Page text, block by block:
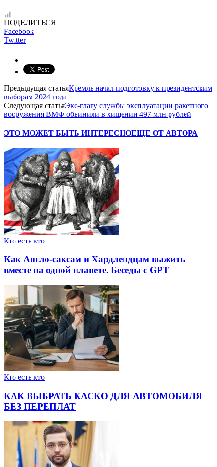
ПОДЕЛИТЬСЯ
Facebook
Twitter
Предыдущая статьяКремль начал подготовку к президентским
выборам 2024 года
Следующая статьяЭкс-главу службы эксплуатации ракетного
вооружения ВМФ обвинили в хищении 497 млн рублей
ЭТО МОЖЕТ БЫТЬ ИНТЕРЕСНОЕЩЕ ОТ АВТОРА
Кто есть кто
Как Англо-саксам и Хардлендцам выжить
вместе на одной планете. Беседы с GPT
Кто есть кто
КАК ВЫБРАТЬ КАСКО ДЛЯ АВТОМОБИЛЯ
БЕЗ ПЕРЕПЛАТ